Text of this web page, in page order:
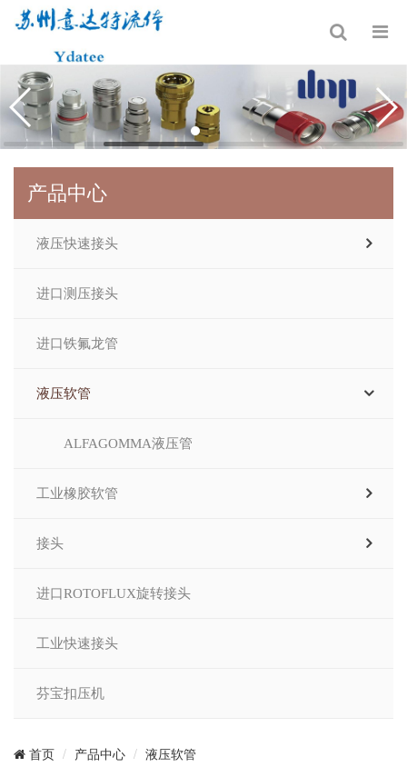
产品中心
液压快速接头
进口测压接头
进口铁氟龙管
液压软管
ALFAGOMMA液压管
工业橡胶软管
接头
进口ROTOFLUX旋转接头
工业快速接头
芬宝扣压机
首页 产品中心 液压软管